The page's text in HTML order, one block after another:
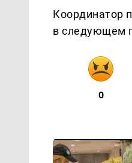
Координатор
в следующем
0